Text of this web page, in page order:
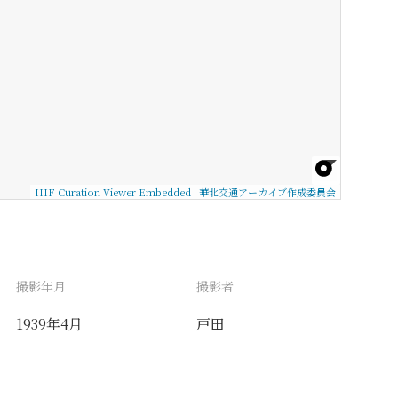
IIIF Curation Viewer Embedded | 華北交通アーカイブ作成委員会
撮影年月
1939年4月
撮影者
戸田